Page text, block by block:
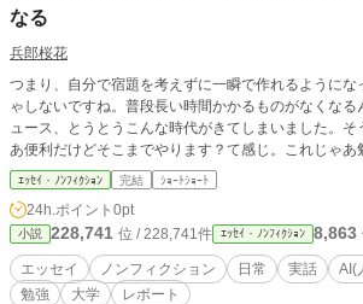
なる
兵郎桜花
つまり、自分で宿題を考えずに一瞬で作れるようにな
ゃしないですね。普段長い時間かかるものがなくなるんですから
ュース、とうとうこんな時代がきてしまいました。
あ便利だけどそこまでやります？て感じ。これじゃあ
ｴｯｾｲ・ﾉﾝﾌｨｸｼｮﾝ 完結 ｼｮｰﾄｼｮｰﾄ
24h.ポイント 0pt
小説 228,741 位 / 228,741件 ｴｯｾｲ・ﾉﾝﾌｨｸｼｮﾝ 8,863
エッセイ ノンフィクション 日常 実話 AI(
勉強
大学 レポート